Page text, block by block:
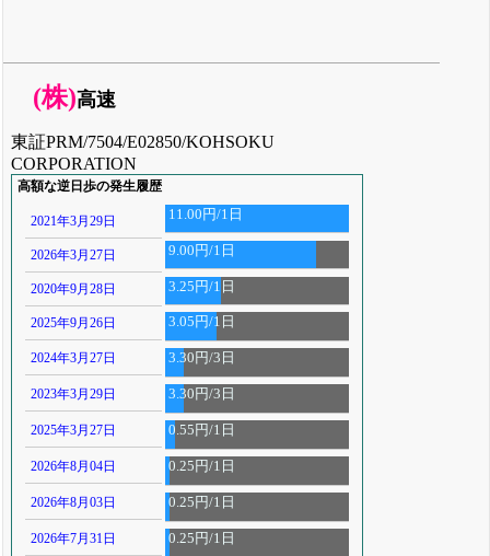
(株)高速
東証PRM/7504/E02850/KOHSOKU
CORPORATION
高額な逆日歩の発生履歴
2021年3月29日 11.00円/1日
2026年3月27日 9.00円/1日
2020年9月28日 3.25円/1日
2025年9月26日 3.05円/1日
2024年3月27日 3.30円/3日
2023年3月29日 3.30円/3日
2025年3月27日 0.55円/1日
2026年8月04日 0.25円/1日
2026年8月03日 0.25円/1日
2026年7月31日 0.25円/1日